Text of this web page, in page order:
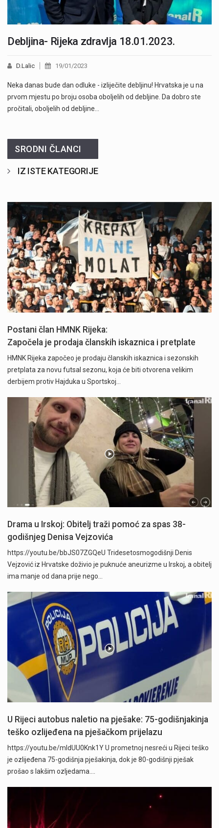
Debljina- Rijeka zdravlja 18.01.2023.
D.Lalic 19/01/2023
Neka danas bude dan odluke - izliječite debljinu! Hrvatska je u na
prvom mjestu po broju osoba oboljelih od debljine. Da dobro ste
pročitali, oboljelih od debljine…
SRODNI ČLANCI
IZ ISTE KATEGORIJE
Započela je prodaja članskih iskaznica i pretplate" />
Postani član HMNK Rijeka:
Započela je prodaja članskih iskaznica i pretplate
HMNK Rijeka započeo je prodaju članskih iskaznica i sezonskih
pretplata za novu futsal sezonu, koja će biti otvorena velikim
derbijem protiv Hajduka u Sportskoj…
Drama u Irskoj: Obitelj traži pomoć za spas 38-
godišnjeg Denisa Vejzovića
https://youtu.be/bbJS07ZGQeU Tridesetosmogodišnji Denis
Vejzović iz Hrvatske doživio je puknuće aneurizme u Irskoj, a obitelj
ima manje od dana prije nego…
U Rijeci autobus naletio na pješake: 75-godišnjakinja
teško ozlijeđena na pješačkom prijelazu
https://youtu.be/mldUU0Knk1Y U prometnoj nesreći u Rijeci teško
je ozlijeđena 75-godišnja pješakinja, dok je 80-godišnji pješak
prošao s lakšim ozljedama.…